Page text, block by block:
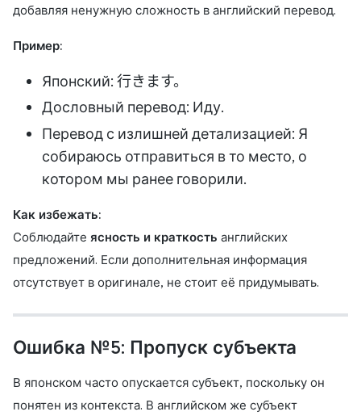
добавляя ненужную сложность в английский перевод.
Пример:
Японский: 行きます。
Дословный перевод: Иду.
Перевод с излишней детализацией: Я
собираюсь отправиться в то место, о
котором мы ранее говорили.
Как избежать:
Соблюдайте ясность и краткость английских
предложений. Если дополнительная информация
отсутствует в оригинале, не стоит её придумывать.
Ошибка №5: Пропуск субъекта
В японском часто опускается субъект, поскольку он
понятен из контекста. В английском же субъект